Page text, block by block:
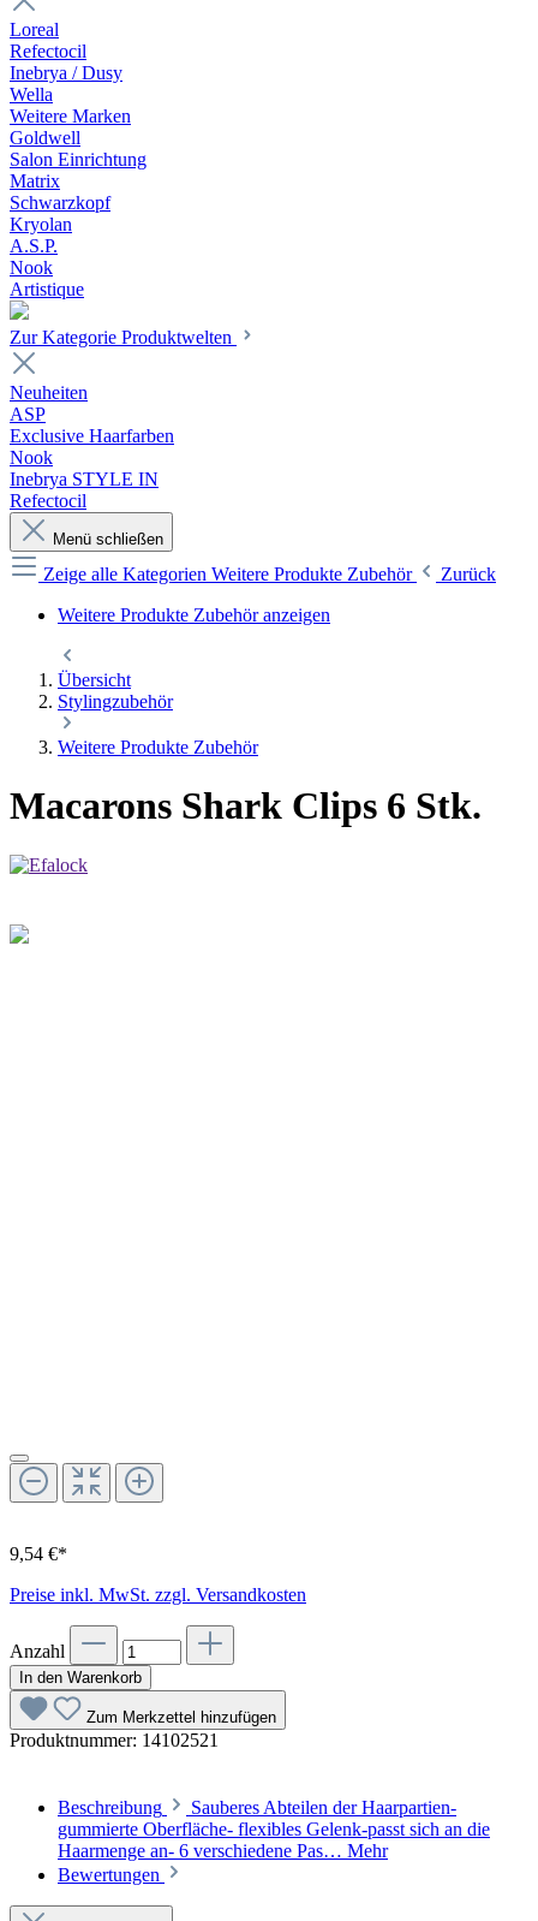
Loreal
Refectocil
Inebrya / Dusy
Wella
Weitere Marken
Goldwell
Salon Einrichtung
Matrix
Schwarzkopf
Kryolan
A.S.P.
Nook
Artistique
Zur Kategorie Produktwelten
Neuheiten
ASP
Exclusive Haarfarben
Nook
Inebrya STYLE IN
Refectocil
Menü schließen
Zeige alle Kategorien Weitere Produkte Zubehör
Zurück
Weitere Produkte Zubehör anzeigen
Übersicht
Stylingzubehör
Weitere Produkte Zubehör
Macarons Shark Clips 6 Stk.
9,54 €*
Preise inkl. MwSt. zzgl. Versandkosten
Anzahl
In den Warenkorb
Zum Merkzettel hinzufügen
Produktnummer: 14102521
Beschreibung
Sauberes Abteilen der Haarpartien-
gummierte Oberfläche- flexibles Gelenk-passt sich an die
Haarmenge an- 6 verschiedene Pas… Mehr
Bewertungen